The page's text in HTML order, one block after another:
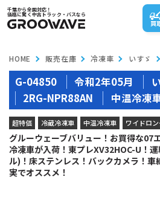
千葉から全国対応！
価格に驚く中古トラック・バスなら
買
HOME 販売在庫 冷凍車 いすゞ
G-04850 令和2年05月
2RG-NPR88AN
中温冷凍
超特価 冷蔵冷凍車 中温冷凍車 ワイドロ
グルーウェーブバリュー！お買得な07
冷凍車が入荷！東プレXV32HOC-U！
ル)！床ステンレス！バックカメラ！
実でオススメ！